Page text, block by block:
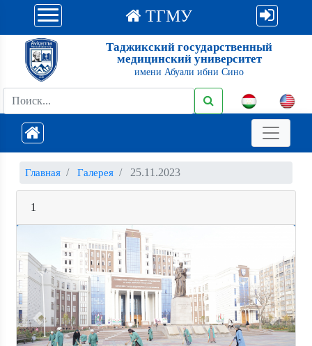
ТГМУ
Таджикский государственный
медицинский университет
имени Абуали ибни Сино
Главная Галерея 25.11.2023
1
Previous Next